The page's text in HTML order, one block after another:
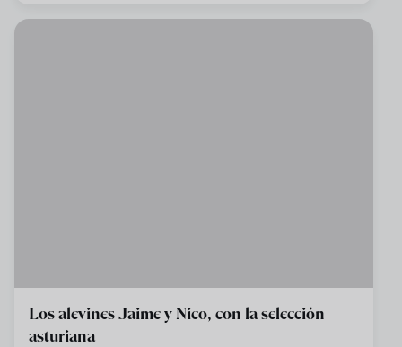
Los alevines Jaime y Nico, con la selección
asturiana